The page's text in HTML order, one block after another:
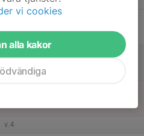
v.4
vi cookies
alla kakor